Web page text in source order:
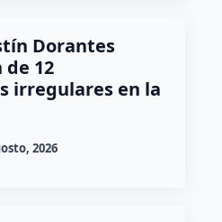
Dorantes
12
irregulares en la
2026